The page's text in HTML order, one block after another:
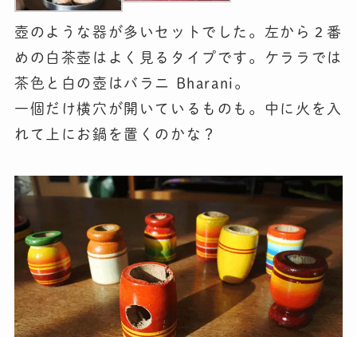
壺のような器が多いセットでした。左から２番
めの白茶壺はよく見るタイプです。ケララでは
茶色と白の壺はバラニ Bharani。
一個だけ横穴が開いているものも。中に火を入
れて上にお鍋を置くのかな？